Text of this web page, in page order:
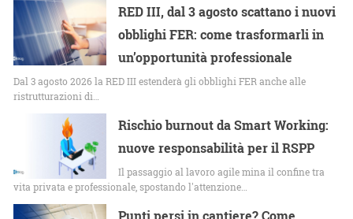
RED III, dal 3 agosto scattano i nuovi
obblighi FER: come trasformarli in
un’opportunità professionale
Dal 3 agosto 2026 la RED III estenderà gli obblighi FER anche alle
ristrutturazioni di…
Rischio burnout da Smart Working:
nuove responsabilità per il RSPP
Il passaggio al lavoro agile mina il confine tra
vita privata e professionale, spostando l'attenzione…
Punti persi in cantiere? Come